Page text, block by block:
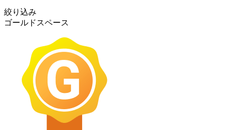
絞り込み
ゴールドスペース